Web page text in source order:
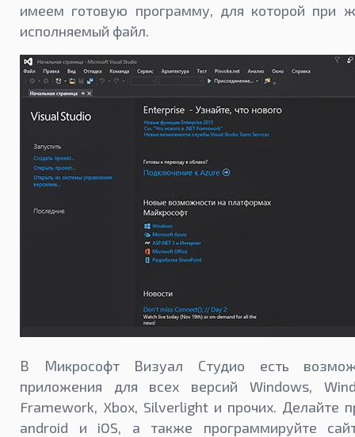
имеем готовую программу, для которой при
исполняемый файл.
В Микрософт Визуал Студио есть
приложения для всех версий Windows,
Framework, Xbox, Silverlight и прочих. Делайте
android и iOS, а также программируйте